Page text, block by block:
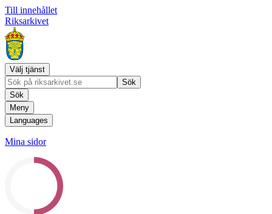
Till innehållet
Riksarkivet
Välj tjänst
Sök
Sök
Meny
Languages
Mina sidor